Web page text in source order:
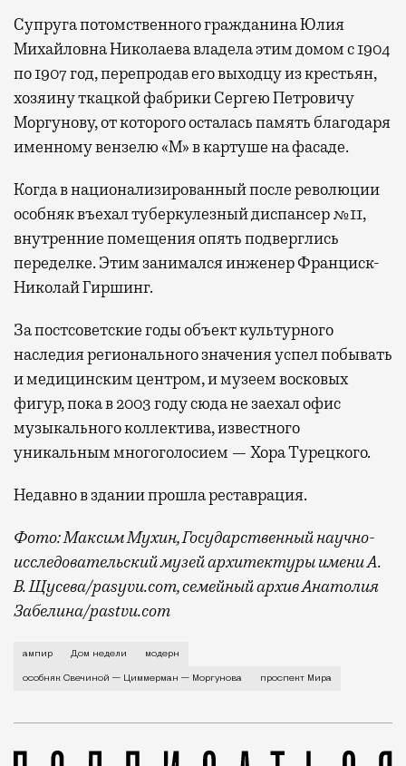
Супруга потомственного гражданина Юлия
Михайловна Николаева владела этим домом с 1904
по 1907 год, перепродав его выходцу из крестьян,
хозяину ткацкой фабрики Сергею Петровичу
Моргунову, от которого осталась память благодаря
именному вензелю «М» в картуше на фасаде.
Когда в национализированный после революции
особняк въехал туберкулезный диспансер №11,
внутренние помещения опять подверглись
переделке. Этим занимался инженер Франциск-
Николай Гиршинг.
За постсоветские годы объект культурного
наследия регионального значения успел побывать
и медицинским центром, и музеем восковых
фигур, пока в 2003 году сюда не заехал офис
музыкального коллектива, известного
уникальным многоголосием — Хора Турецкого.
Недавно в здании прошла реставрация.
Фото: Максим Мухин, Государственный научно-
исследовательский музей архитектуры имени А.
В. Щусева/pasyvu.com, семейный архив Анатолия
Забелина/pastvu.com
История каменного строения в Мещанской
ампир Дом недели модерн
особняк Свечиной — Циммерман — Моргунова проспект Мира